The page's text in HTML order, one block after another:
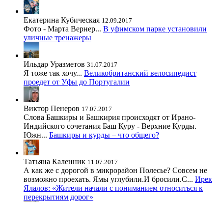
Екатерина Кубическая 12.09.2017
Фото - Марта Вернер... В уфимском парке установили
уличные тренажеры
Ильдар Уразметов 31.07.2017
Я тоже так хочу... Великобританский велосипедист
проедет от Уфы до Португалии
Виктор Пенеров 17.07.2017
Слова Башкиры и Башкирия происходят от Ирано-
Индийского сочетания Баш Куру - Верхние Курды.
Южн... Башкиры и курды – что общего?
Татьяна Каленник 11.07.2017
А как же с дорогой в микрорайон Полесье? Совсем не
возможно проехать. Ямы углубили.И бросили.С... Ирек
Ялалов: «Жители начали с пониманием относиться к
перекрытиям дорог»